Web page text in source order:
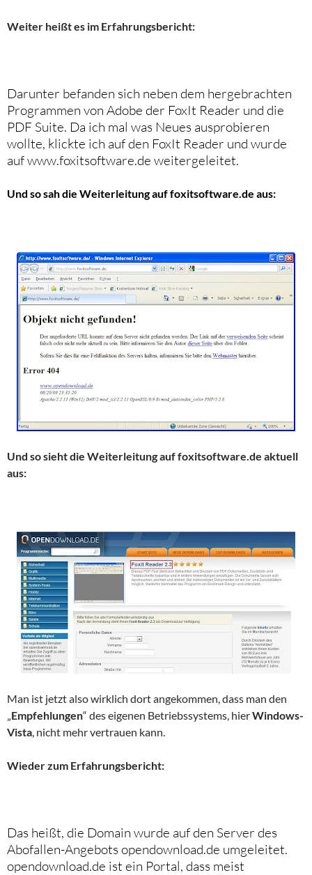
Weiter heißt es im Erfahrungsbericht:
Darunter befanden sich neben dem hergebrachten
Programmen von Adobe der FoxIt Reader und die
PDF Suite. Da ich mal was Neues ausprobieren
wollte, klickte ich auf den FoxIt Reader und wurde
auf www.foxitsoftware.de weitergeleitet.
Und so sah die Weiterleitung auf foxitsoftware.de aus:
Und so sieht die Weiterleitung auf foxitsoftware.de aktuell
aus:
Man ist jetzt also wirklich dort angekommen, dass man den
„Empfehlungen“ des eigenen Betriebssystems, hierWindows-
Vista, nicht mehr vertrauen kann.
Wieder zum Erfahrungsbericht:
Das heißt, die Domain wurde auf den Server des
Abofallen-Angebots opendownload.de umgeleitet.
opendownload.de ist ein Portal, dass meist